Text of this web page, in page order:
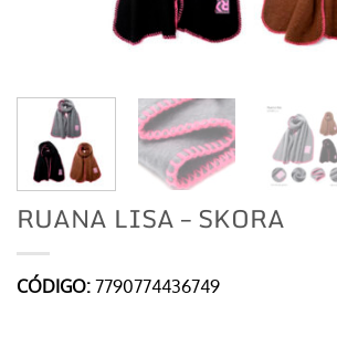
RUANA LISA – SKORA
CÓDIGO: 7790774436749